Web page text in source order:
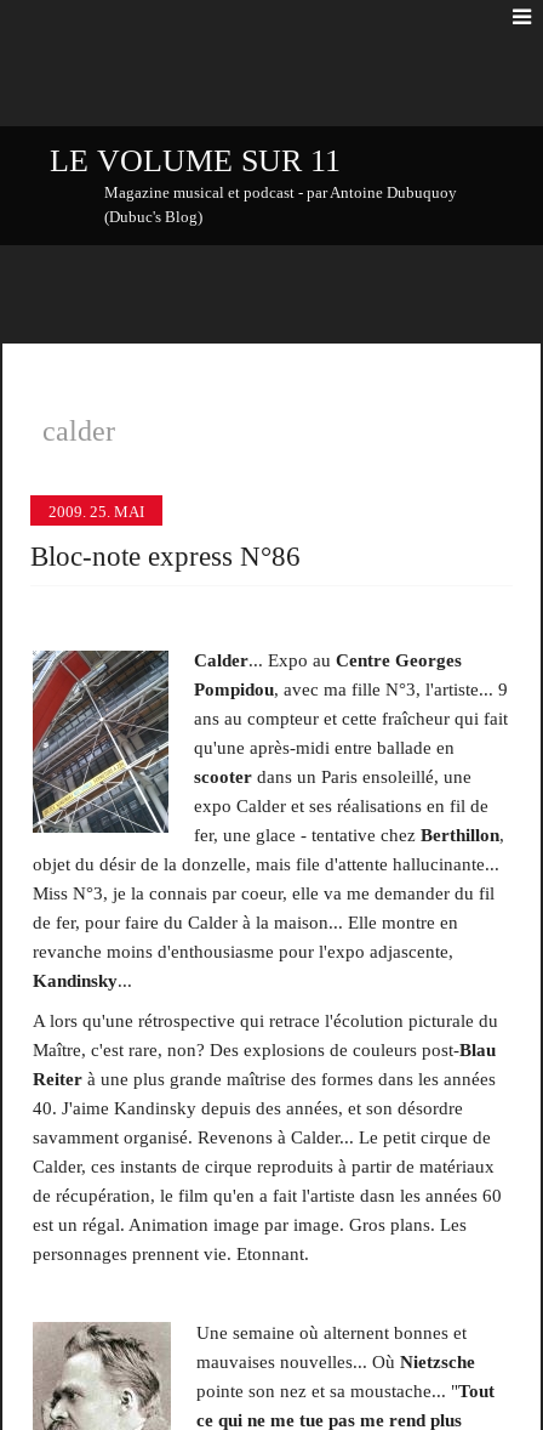
LE VOLUME SUR 11
Magazine musical et podcast - par Antoine Dubuquoy
(Dubuc's Blog)
calder
2009. 25. MAI
Bloc-note express N°86
Calder... Expo auCentre Georges
Pompidou, avec ma fille N°3, l'artiste... 9
ans au compteur et cette fraîcheur qui fait
qu'une après-midi entre ballade en
scooter dans un Paris ensoleillé, une
expo Calder et ses réalisations en fil de
fer, une glace - tentative chezBerthillon,
objet du désir de la donzelle, mais file d'attente hallucinante...
Miss N°3, je la connais par coeur, elle va me demander du fil
de fer, pour faire du Calder à la maison... Elle montre en
revanche moins d'enthousiasme pour l'expo adjascente,
Kandinsky...
A lors qu'une rétrospective qui retrace l'écolution picturale du
Maître, c'est rare, non? Des explosions de couleurs post-Blau
Reiterà une plus grande maîtrise des formes dans les années
40. J'aime Kandinsky depuis des années, et son désordre
savamment organisé. Revenons à Calder... Le petit cirque de
Calder, ces instants de cirque reproduits à partir de matériaux
de récupération, le film qu'en a fait l'artiste dasn les années 60
est un régal. Animation image par image. Gros plans. Les
personnages prennent vie. Etonnant.
Une semaine où alternent bonnes et
mauvaises nouvelles... OùNietzsche
pointe son nez et sa moustache... "Tout
ce qui ne me tue pas me rend plus